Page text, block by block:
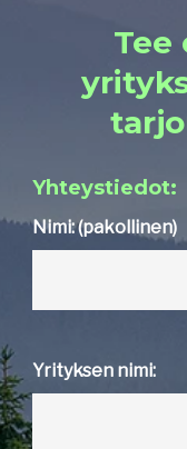
Tee
Yhteystiedot:
Nimi: (pakollinen)
Yrityksen nimi: